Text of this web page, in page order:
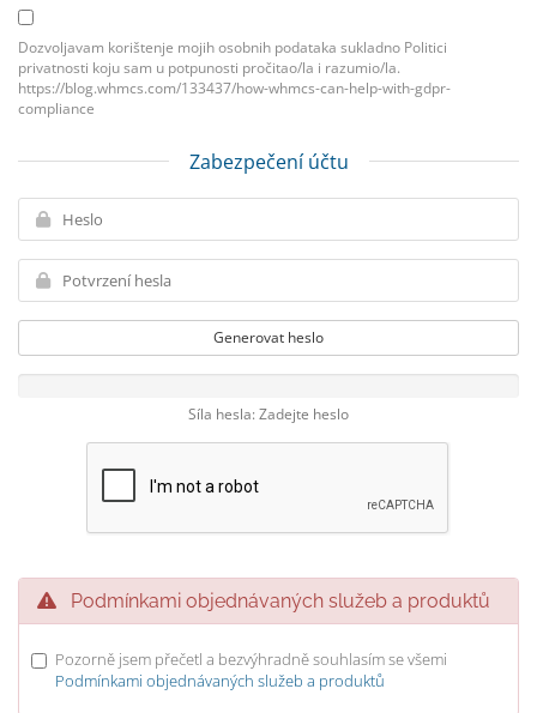
Dozvoljavam korištenje mojih osobnih podataka sukladno Politici
privatnosti koju sam u potpunosti pročitao/la i razumio/la.
https://blog.whmcs.com/133437/how-whmcs-can-help-with-gdpr-
compliance
Zabezpečení účtu
Generovat heslo
Síla hesla: Zadejte heslo
Podmínkami objednávaných služeb a produktů
Pozorně jsem přečetl a bezvýhradně souhlasím se všemi
Podmínkami objednávaných služeb a produktů